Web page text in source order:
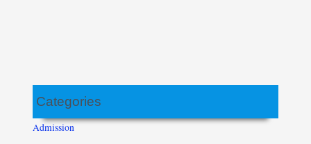
Categories
Admission